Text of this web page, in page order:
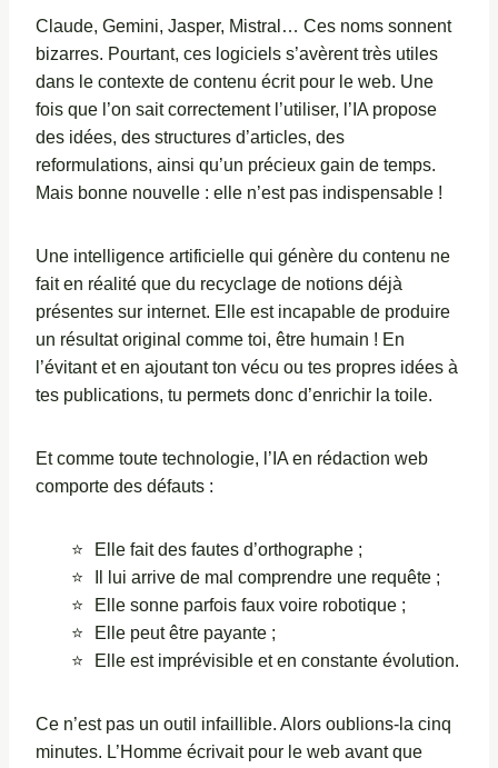
Claude, Gemini, Jasper, Mistral… Ces noms sonnent
bizarres. Pourtant, ces logiciels s’avèrent très utiles
dans le contexte de contenu écrit pour le web. Une
fois que l’on sait correctement l’utiliser, l’IA propose
des idées, des structures d’articles, des
reformulations, ainsi qu’un précieux gain de temps.
Mais bonne nouvelle : elle n’est pas indispensable !
Une intelligence artificielle qui génère du contenu ne
fait en réalité que du recyclage de notions déjà
présentes sur internet. Elle est incapable de produire
un résultat original comme toi, être humain ! En
l’évitant et en ajoutant ton vécu ou tes propres idées à
tes publications, tu permets donc d’enrichir la toile.
Et comme toute technologie, l’IA en rédaction web
comporte des défauts :
Elle fait des fautes d’orthographe ;
Il lui arrive de mal comprendre une requête ;
Elle sonne parfois faux voire robotique ;
Elle peut être payante ;
Elle est imprévisible et en constante évolution.
Ce n’est pas un outil infaillible. Alors oublions-la cinq
minutes. L’Homme écrivait pour le web avant que